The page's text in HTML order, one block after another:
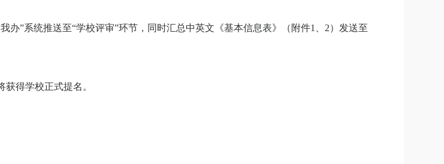
办”系统推送至“学校评审”环节，同时汇总中英文《基本信息表》（附件1 2）发送至
得学校正式提名。